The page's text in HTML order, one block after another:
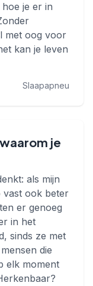
je er in
met oog voor
kan je leven
Slaapapneu
je
als mijn
vast ook beter
er genoeg
in het
sinds ze met
die
elk moment